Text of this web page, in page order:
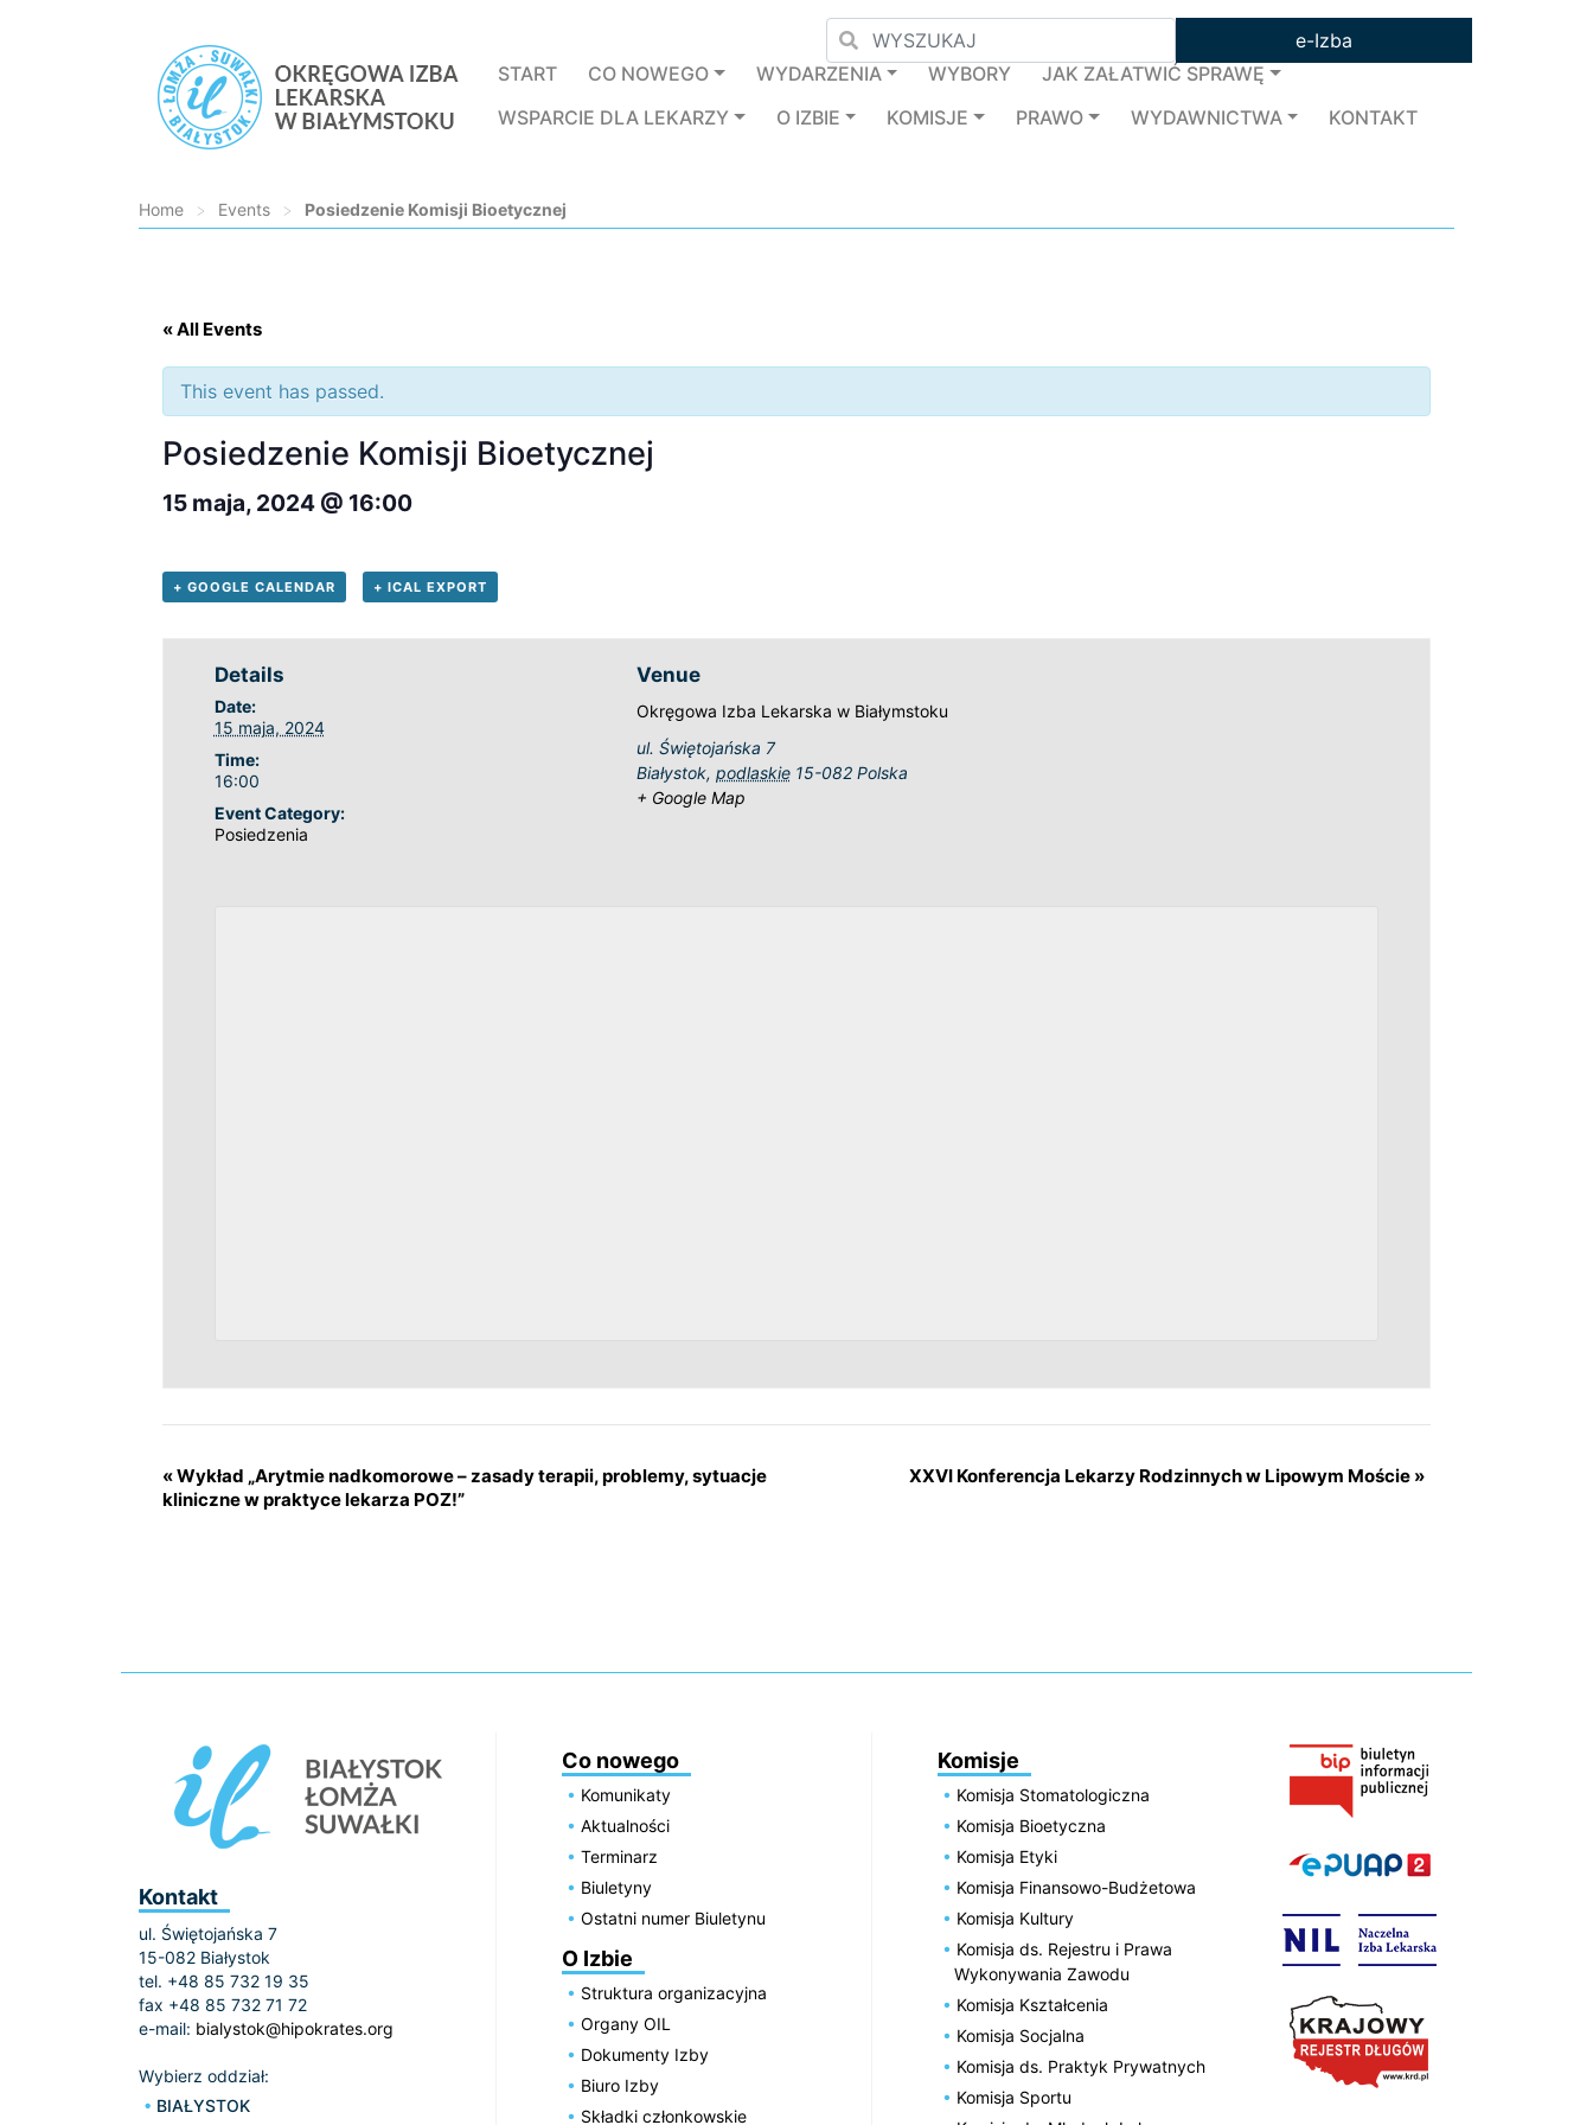
e-Izba
START
CO NOWEGO WYDARZENIA WYBORY
JAK ZAŁATWIĆ SPRAWĘ
WSPARCIE DLA LEKARZY
O IZBIE KOMISJE PRAWO WYDAWNICTWA KONTAKT
Home > Events > Posiedzenie Komisji Bioetycznej
« All Events
This event has passed.
Posiedzenie Komisji Bioetycznej
15 maja, 2024 @ 16:00
+ GOOGLE CALENDAR + ICAL EXPORT
Details
Date:
15 maja, 2024
Time:
16:00
Event Category:
Posiedzenia
Venue
Okręgowa Izba Lekarska w Białymstoku
ul. Świętojańska 7
Białystok, podlaskie 15-082 Polska
+ Google Map
«Wykład „Arytmie nadkomorowe – zasady terapii, problemy, sytuacje
kliniczne w praktyce lekarza POZ!”
XXVI Konferencja Lekarzy Rodzinnych w Lipowym Moście »
Kontakt
ul. Świętojańska 7
15-082 Białystok
tel. +48 85 732 19 35
fax +48 85 732 71 72
e-mail: bialystok@hipokrates.org
Wybierz oddział:
BIAŁYSTOK
Co nowego
Komunikaty
Aktualności
Terminarz
Biuletyny
Ostatni numer Biuletynu
O Izbie
Struktura organizacyjna
Organy OIL
Dokumenty Izby
Biuro Izby
Składki członkowskie
Komisje
Komisja Stomatologiczna
Komisja Bioetyczna
Komisja Etyki
Komisja Finansowo-Budżetowa
Komisja Kultury
Komisja ds. Rejestru i Prawa
Wykonywania Zawodu
Komisja Kształcenia
Komisja Socjalna
Komisja ds. Praktyk Prywatnych
Komisja Sportu